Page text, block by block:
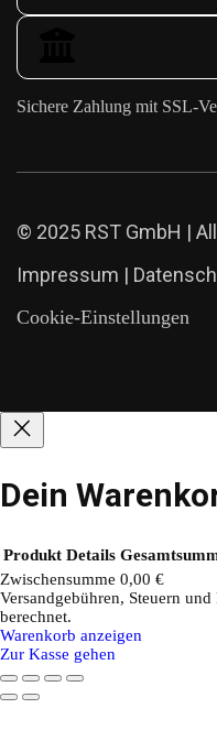
Sichere Zahlung mit SSL-
© 2025 RST GmbH |
Impressum |
Cookie-Einstellungen
Dein
Produkte
im
Warenkorb
Produkt Details
Zwischensumme 0,00 €
Versandgebühren, Steuern
berechnet.
Warenkorb anzeigen
Zur Kasse gehen